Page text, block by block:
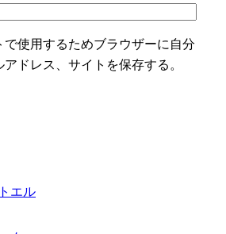
で使用するためブラウザーに自分
ドレス、サイトを保存する。
エル